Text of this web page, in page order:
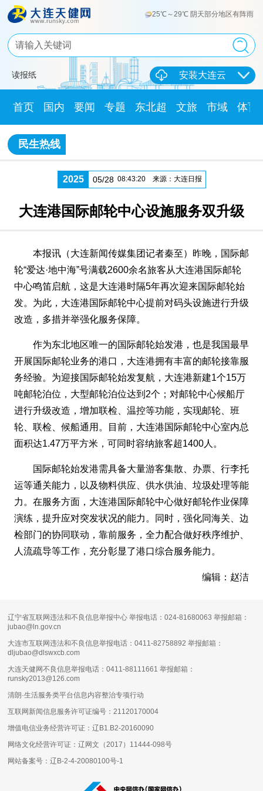
25℃～29℃ 阴天部分地区有阵雨
读报纸 安装大连云
首页 国内 要闻 专题 东北超 文旅 市域 体育
民生热线
2025 05/28 08:43:20 来源：大连日报
大连港国际邮轮中心设施服务双升级
本报讯（大连新闻传媒集团记者秦至）昨晚，国际邮
轮“爱达·地中海”号满载2600余名旅客从大连港国际邮轮
中心鸣笛启航，这是大连港时隔5年再次迎来国际邮轮始
发。为此，大连港国际邮轮中心提前对码头设施进行升级
改造，多措并举强化服务保障。
作为东北地区唯一的国际邮轮始发港，也是我国最早
开展国际邮轮业务的港口，大连港拥有丰富的邮轮接靠服
务经验。为迎接国际邮轮始发复航，大连港新建1个15万
吨邮轮泊位，大型邮轮泊位达到2个；对邮轮中心候船厅
进行升级改造，增加联检、温控等功能，实现邮轮、班
轮、联检、候船通用。目前，大连港国际邮轮中心室内总
面积达1.47万平方米，可同时容纳旅客超1400人。
国际邮轮始发港需具备大量游客集散、办票、行李托
运等通关能力，以及物料供应、供水供油、垃圾处理等能
力。在服务方面，大连港国际邮轮中心做好邮轮作业保障
演练，提升应对突发状况的能力。同时，强化同海关、边
检部门的协同联动，靠前服务，全力配合做好秩序维护、
人流疏导等工作，充分彰显了港口综合服务能力。
编辑：赵洁
辽宁省互联网违法和不良信息举报中心 举报电话：024-81680063 举报邮箱：
jubao@ln.gov.cn
大连市互联网违法和不良信息举报电话：0411-82758892 举报邮箱：
dljubao@dlswxcb.com
大连天健网不良信息举报电话：0411-88111661 举报邮箱：
runsky2013@126.com
清朗·生活服务类平台信息内容整治专项行动
互联网新闻信息服务许可证编号：21120170004
增值电信业务经营许可证：辽B1.B2-20160090
网络文化经营许可证：辽网文（2017）11444-098号
网站备案号：辽B-2-4-20080100号-1